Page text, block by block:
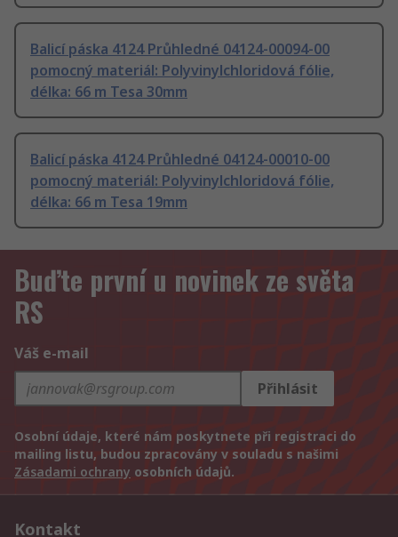
Balicí páska 4124 Průhledné 04124-00094-00
pomocný materiál: Polyvinylchloridová fólie,
délka: 66 m Tesa 30mm
Balicí páska 4124 Průhledné 04124-00010-00
pomocný materiál: Polyvinylchloridová fólie,
délka: 66 m Tesa 19mm
Buďte první u novinek ze světa
RS
Váš e-mail
Přihlásit
Osobní údaje, které nám poskytnete při registraci do
mailing listu, budou zpracovány v souladu s našimi
Zásadami ochrany osobních údajů.
Kontakt